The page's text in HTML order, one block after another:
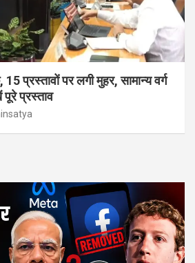
प्रस्तावों पर लगी मुहर, सामान्य वर्ग
प्रस्ताव